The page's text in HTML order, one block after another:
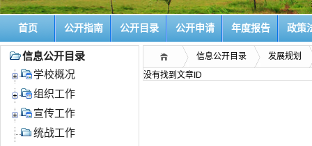
首页 公开指南 公开目录 公开申请 年度报告 政策
信息公开目录
学校概况
组织工作
宣传工作
统战工作
信息公开目录
发展规划
没有找到文章ID